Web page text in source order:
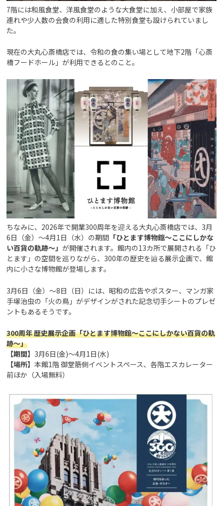
7階には和風食堂、洋風食堂のような大食堂に加え、小部屋で家族
連れや少人数の会食の利用に適した特別食堂も設けられていまし
た。
現在の大丸心斎橋店では、令和の食の集い場として地下2階「心斎
橋フードホール」が利用できるとのこと。
ちなみに、2026年で開業300周年を迎える大丸心斎橋店では、3月
6日（金）～4月1日（水）の期間 「ひとます博物館～ここにしかな
い百貨の軌跡～」が開催されます。館内の13カ所で展開される「ひ
とます」の空間を巡りながら、300年の歴史を辿る展示企画で、館
内に小さな博物館が登場します。
3月6日（金）～8日（日）には、昭和の広告やポスター、マンガ家
手塚治虫の「火の鳥」がデザインがされた記念切手シートのプレゼ
ントもあるそうです。
300周年 歴史展示企画「ひとます博物館～ここにしかない百貨の軌
跡～」
【期間】 3月6日(金)～4月1日(水)
【場所】本館1階 御堂筋側イベントスペース、各階エスカレーター
前ほか（入場無料）